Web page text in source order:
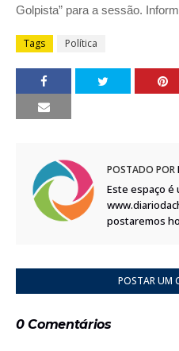
Golpista” para a sessão.
Tags Política
POSTADO POR
Este espaço é
postaremos
POSTAR UM
0 Comentários